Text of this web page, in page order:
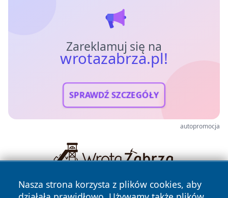
Zareklamuj się na
wrotazabrza.pl!
SPRAWDŹ SZCZEGÓŁY
autopromocja
Nasza strona korzysta z plików cookies, aby